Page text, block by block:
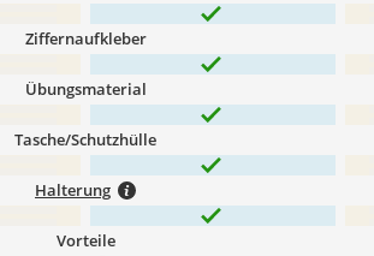
Ziffernaufkleber
Übungsmaterial
Tasche/Schutzhülle
Halterung
Vorteile